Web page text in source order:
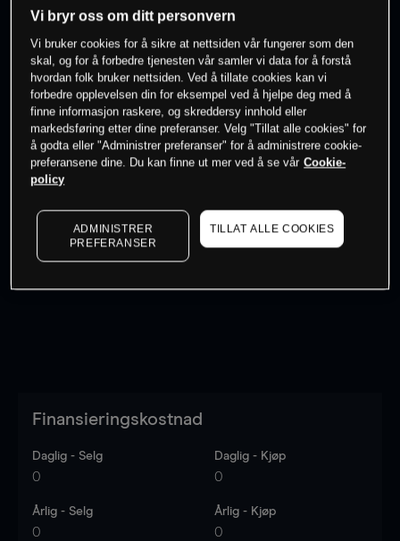
- -
0% av kunder erpå dette instrumentet
Søk om konto
Kursene er veiledende.Log in
Finansieringskostnad
Daglig - Selg
0
Daglig - Kjøp
0
Årlig - Selg
0
Årlig - Kjøp
0
Vi bryr oss om ditt personvern
Vi bruker cookies for å sikre at nettsiden vår fungerer som den
skal, og for å forbedre tjenesten vår samler vi data for å forstå
hvordan folk bruker nettsiden. Ved å tillate cookies kan vi
forbedre opplevelsen din for eksempel ved å hjelpe deg med å
finne informasjon raskere, og skreddersy innhold eller
markedsføring etter dine preferanser. Velg "Tillat alle cookies" for
å godta eller "Administrer preferanser" for å administrere cookie-
preferansene dine. Du kan finne ut mer ved å se vår Cookie-
policy
ADMINISTRER
PREFERANSER
TILLAT ALLE COOKIES